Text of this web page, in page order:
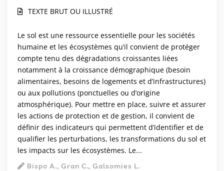
TEXTE BRUT OU ILLUSTRÉ
Le sol est une ressource essentielle pour les sociétés
humaine et les écosystèmes qu’il convient de protéger
compte tenu des dégradations croissantes liées
notamment à la croissance démographique (besoin
alimentaires, besoins de logements et d’infrastructures)
ou aux pollutions (ponctuelles ou d’origine
atmosphérique). Pour mettre en place, suivre et assurer
les actions de protection et de gestion, il convient de
définir des indicateurs qui permettent d’identifier et de
qualifier les perturbations, les transformations du sol et
les impacts sur les écosystèmes. Le...
Bispo A., Gran C., Galsomies L.